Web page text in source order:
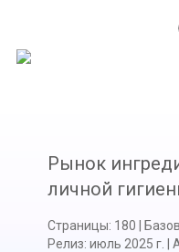
Рынок
личной
Страницы: 180
Релиз: июль 2025 г.